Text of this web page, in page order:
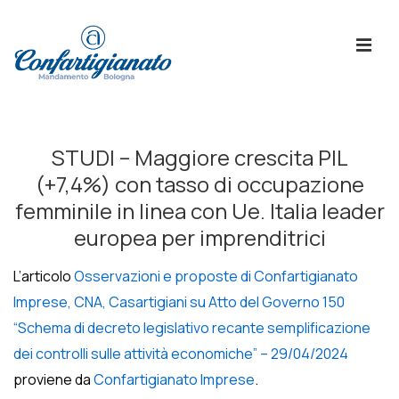
Principale
STUDI – Maggiore crescita PIL
(+7,4%) con tasso di occupazione
femminile in linea con Ue. Italia leader
europea per imprenditrici
L’articoloOsservazioni e proposte di Confartigianato
Imprese, CNA, Casartigiani su Atto del Governo 150
“Schema di decreto legislativo recante semplificazione
dei controlli sulle attività economiche” – 29/04/2024
proviene daConfartigianato Imprese.